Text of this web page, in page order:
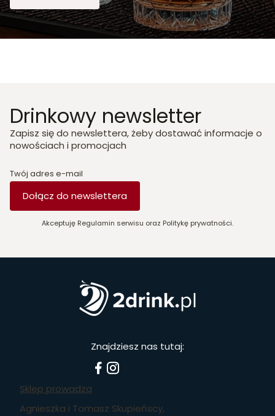
Drinkowy newsletter
Zapisz się do newslettera, żeby dostawać informacje o
nowościach i promocjach
Twój adres e-mail
Dołącz do newslettera
Akceptuję Regulamin serwisu oraz Politykę prywatności.
Znajdziesz nas tutaj:
Sklep prowadzą
Agnieszka i Tomasz Skupieńscy,